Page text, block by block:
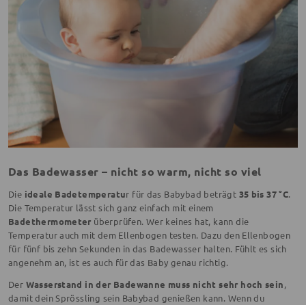
Das Badewasser – nicht so warm, nicht so viel
Die ideale Badetemperatur für das Babybad beträgt 35 bis 37 °C.
Die Temperatur lässt sich ganz einfach mit einem
Badethermometer überprüfen. Wer keines hat, kann die
Temperatur auch mit dem Ellenbogen testen. Dazu den Ellenbogen
für fünf bis zehn Sekunden in das Badewasser halten. Fühlt es sich
angenehm an, ist es auch für das Baby genau richtig.
Der Wasserstand in der Badewanne muss nicht sehr hoch sein,
damit dein Sprössling sein Babybad genießen kann. Wenn du